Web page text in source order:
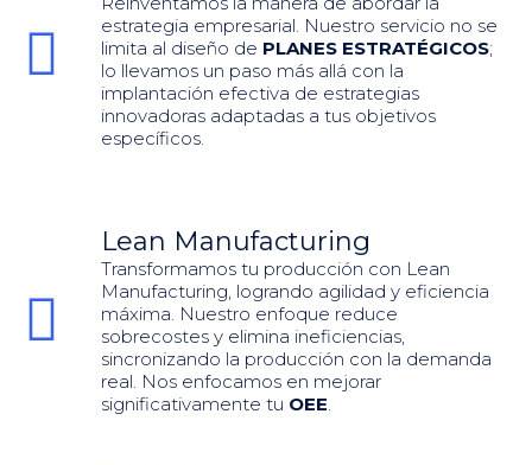
estrategia empresarial. Nuestro servicio no se
limita al diseño de PLANES ESTRATÉGICOS;
lo llevamos un paso más allá con la
implantación efectiva de estrategias
innovadoras adaptadas a tus objetivos
específicos.
Lean Manufacturing
Transformamos tu producción con Lean
Manufacturing, logrando agilidad y eficiencia
máxima. Nuestro enfoque reduce
sobrecostes y elimina ineficiencias,
sincronizando la producción con la demanda
real. Nos enfocamos en mejorar
significativamente tu OEE.